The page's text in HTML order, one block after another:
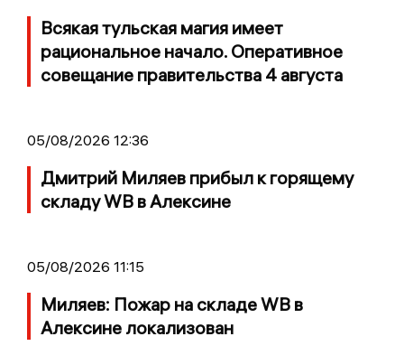
Всякая тульская магия имеет
рациональное начало. Оперативное
совещание правительства 4 августа
05/08/2026 12:36
Дмитрий Миляев прибыл к горящему
складу WB в Алексине
05/08/2026 11:15
Миляев: Пожар на складе WB в
Алексине локализован